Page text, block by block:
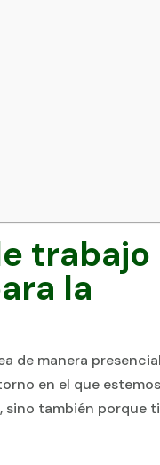
trabajo
la
de manera
en el que estemos
sino también porque